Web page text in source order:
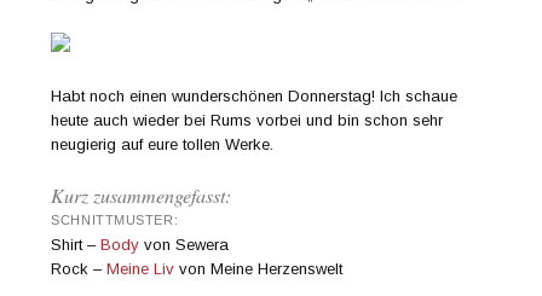
Habt noch einen wunderschönen Donnerstag! Ich schaue
heute auch wieder bei Rums vorbei und bin schon sehr
neugierig auf eure tollen Werke.
Kurz zusammengefasst:
SCHNITTMUSTER:
Shirt –Body von Sewera
Rock –Meine Liv von Meine Herzenswelt